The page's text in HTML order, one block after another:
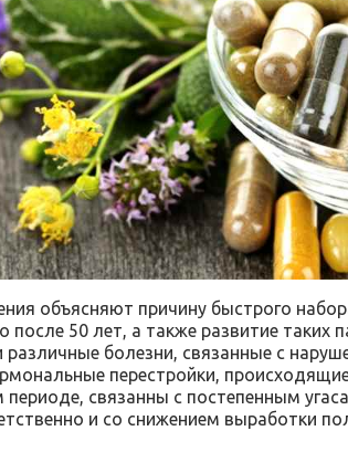
объясняют причину быстрого
после 50 лет, а также развитие таких
различные болезни, связанные с
перестройки,
периоде, связанны с постепенным
и со снижением выработки